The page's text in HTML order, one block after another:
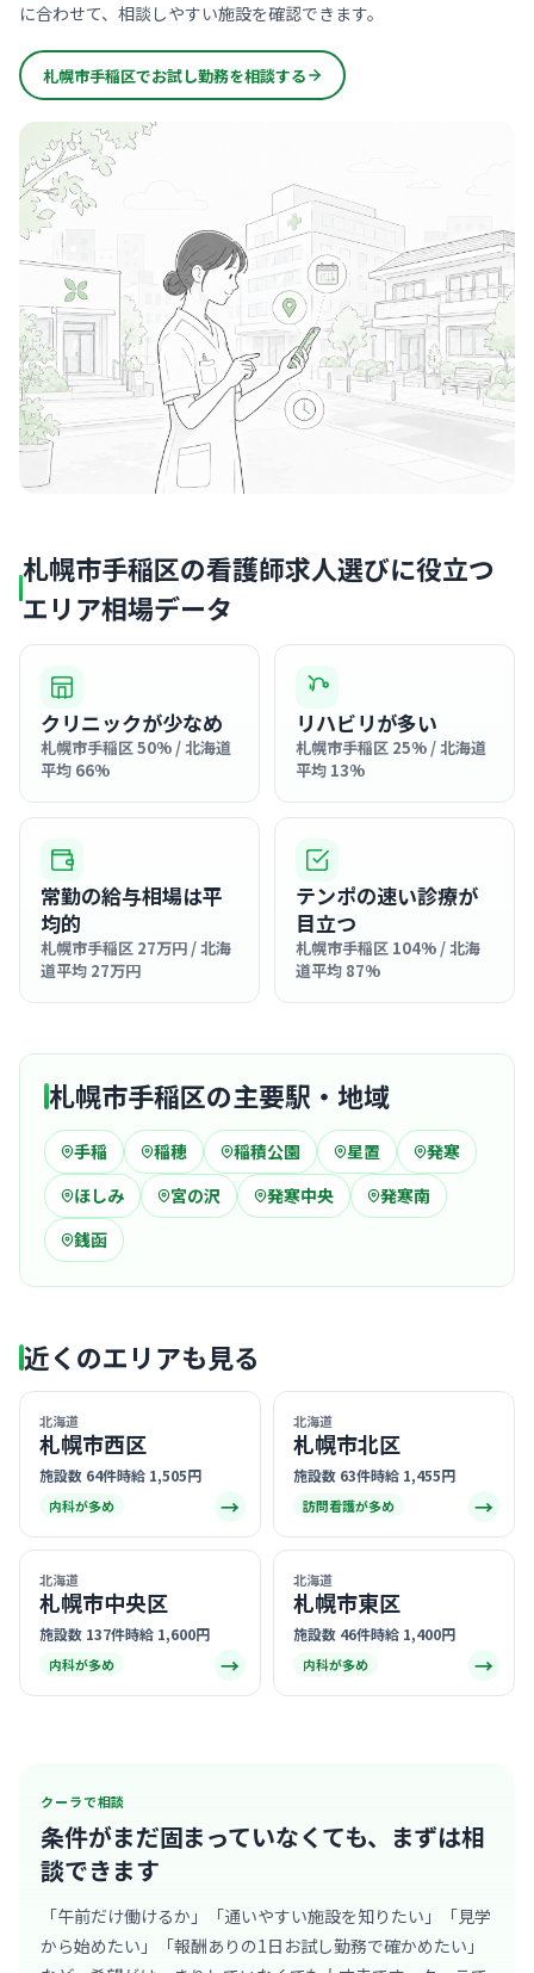
に合わせて、相談しやすい施設を確認できます。
札幌市手稲区でお試し勤務を相談する
札幌市手稲区の看護師求人選びに役立つ
エリア相場データ
クリニックが少なめ
札幌市手稲区 50% / 北海道
平均 66%
リハビリが多い
札幌市手稲区 25% / 北海道
平均 13%
常勤の給与相場は平
均的
札幌市手稲区 27万円 / 北海
道平均 27万円
テンポの速い診療が
目立つ
札幌市手稲区 104% / 北海
道平均 87%
札幌市手稲区の主要駅・地域
手稲 稲穂 稲積公園 星置
発寒
ほしみ
宮の沢 発寒中央
発寒南
銭函
近くのエリアも見る
北海道
札幌市西区
施設数 64件時給 1,505円
内科が多め →
北海道
札幌市北区
施設数 63件時給 1,455円
訪問看護が多め →
北海道
札幌市中央区
施設数 137件時給 1,600円
内科が多め →
北海道
札幌市東区
施設数 46件時給 1,400円
内科が多め →
クーラで相談
条件がまだ固まっていなくても、 まずは相
談できます
「午前だけ働けるか」「通いやすい施設を知りたい」「見学
から始めたい」「報酬ありの1日お試し勤務で確かめたい」